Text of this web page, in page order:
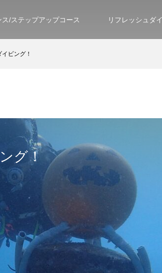
ス/ステップアップコース リフレッシュダ
ビング！
グ！